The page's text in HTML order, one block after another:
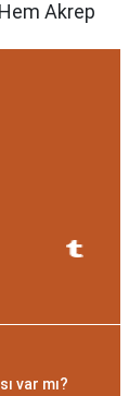
Akrep
ve derin
temel
tutku
var mı?